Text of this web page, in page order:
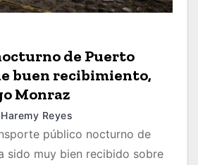
de Puerto
buen recibimiento,
Monraz
Haremy Reyes
público nocturno de
sido muy bien recibido sobre